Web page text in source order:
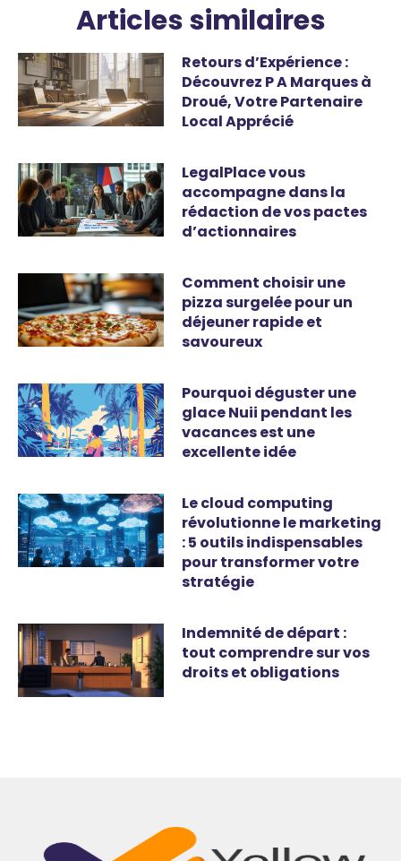
Articles similaires
Retours d’Expérience :
Découvrez P A Marques à
Droué, Votre Partenaire
Local Apprécié
LegalPlace vous
accompagne dans la
rédaction de vos pactes
d’actionnaires
Comment choisir une
pizza surgelée pour un
déjeuner rapide et
savoureux
Pourquoi déguster une
glace Nuii pendant les
vacances est une
excellente idée
Le cloud computing
révolutionne le marketing
: 5 outils indispensables
pour transformer votre
stratégie
Indemnité de départ :
tout comprendre sur vos
droits et obligations